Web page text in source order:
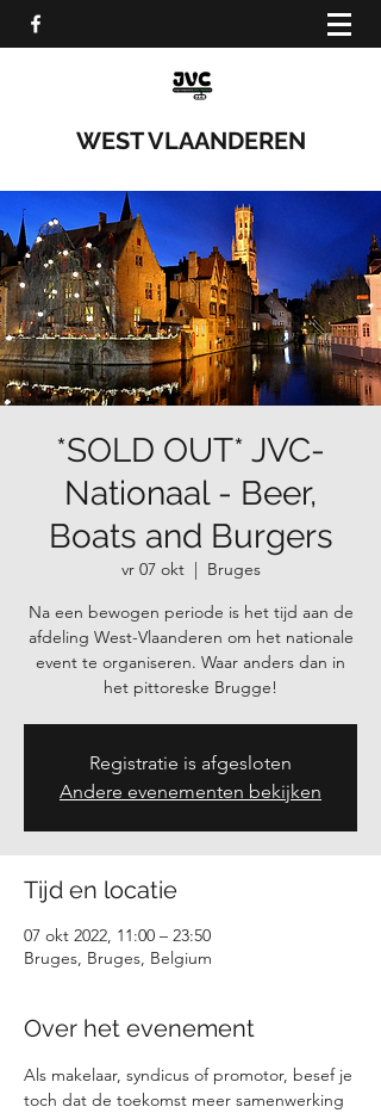
WEST VLAANDEREN
*SOLD OUT* JVC-
Nationaal - Beer,
Boats and Burgers
vr 07 okt
  |
Bruges
Na een bewogen periode is het tijd aan de
afdeling West-Vlaanderen om het nationale
event te organiseren. Waar anders dan in
het pittoreske Brugge!
Registratie is afgesloten
Andere evenementen bekijken
Tijd en locatie
07 okt 2022, 11:00 – 23:50
Bruges, Bruges, Belgium
Over het evenement
Als makelaar, syndicus of promotor, besef je
toch dat de toekomst meer samenwerking